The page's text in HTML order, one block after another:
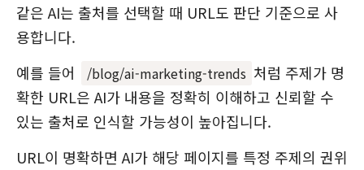
같은 AI는 출처를 선택할 때 URL도 판단 기준으로 사
용합니다.
예를 들어
/blog/ai-marketing-trends 처럼 주제가 명
확한 URL은 AI가 내용을 정확히 이해하고 신뢰할 수
있는 출처로 인식할 가능성이 높아집니다.
URL이 명확하면 AI가 해당 페이지를 특정 주제의 권위